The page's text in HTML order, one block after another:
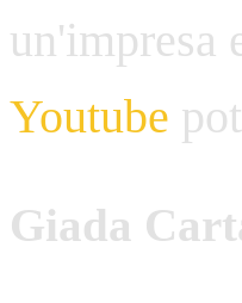
un'impresa
Youtube
Giada